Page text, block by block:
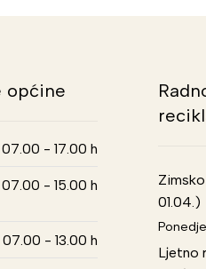
općine
07.00 - 17.00 h
07.00 - 15.00 h
07.00 - 13.00 h
Zimsko
01.04.)
Ljetno